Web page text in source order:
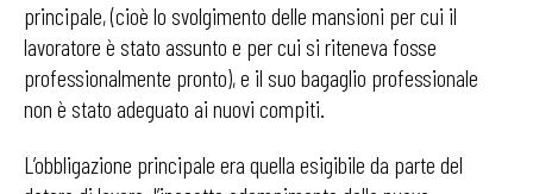
principale, (cioè lo svolgimento delle mansioni per cui il
lavoratore è stato assunto e per cui si riteneva fosse
professionalmente pronto), e il suo bagaglio professionale
non è stato adeguato ai nuovi compiti.
L’obbligazione principale era quella esigibile da parte del